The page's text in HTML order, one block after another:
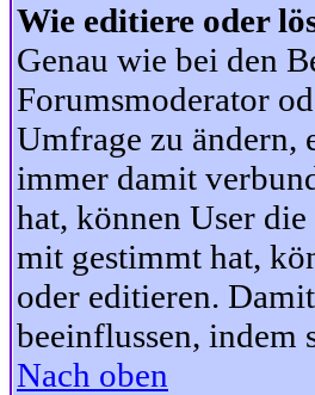
Wie editiere oder
Genau wie bei den
Forumsmoderator
Umfrage zu ändern,
immer damit
hat, können User
mit gestimmt hat,
oder editieren.
beeinflussen, indem
Nach oben